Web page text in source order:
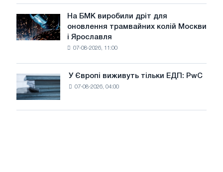
досягнення
цілей
декарбонізації
у
липні
На
БМК
виробили
трамвайних
колій
Москви
і
На БМК виробили дріт для
оновлення трамвайних колій Москви
і Ярославля
07-08-2026, 11:00
Європі
виживуть
тільки
У Європі виживуть тільки ЕДП: PwC
07-08-2026, 04:00